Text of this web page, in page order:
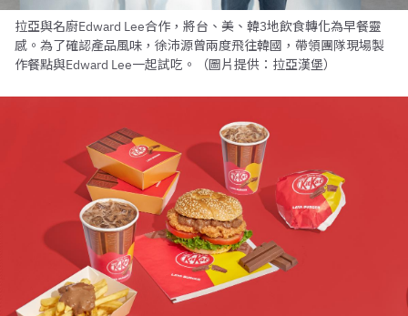
拉亞與名廚Edward Lee合作，將台、美、韓3地飲食轉化為早餐靈
感。為了確認產品風味，徐沛源曾兩度飛往韓國，帶領團隊現場製
作餐點與Edward Lee一起試吃。（圖片提供：拉亞漢堡）